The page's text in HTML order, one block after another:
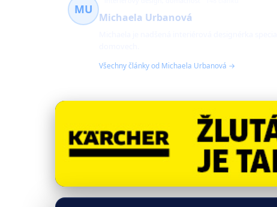
MU
Michaela Urbanová
Všechny články od Michaela Urbanová →